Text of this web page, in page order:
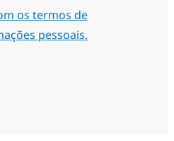
os termos de
pessoais.